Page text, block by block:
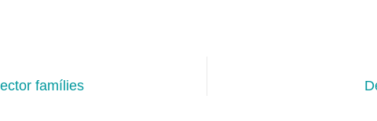
famílies